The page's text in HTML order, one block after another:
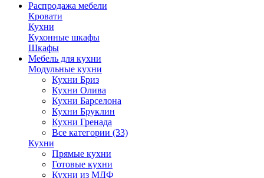
Распродажа мебели
Кровати
Кухни
Кухонные шкафы
Шкафы
Мебель для кухни
Модульные кухни
Кухни Бриз
Кухни Олива
Кухни Барселона
Кухни Бруклин
Кухни Гренада
Все категории (33)
Кухни
Прямые кухни
Готовые кухни
Кухни из МДФ